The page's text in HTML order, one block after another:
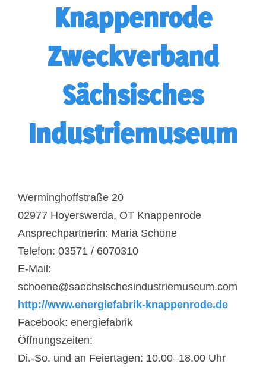
Knappenrode
Zweckverband
Sächsisches
Industriemuseum
Werminghoffstraße 20
02977 Hoyerswerda, OT Knappenrode
Ansprechpartnerin: Maria Schöne
Telefon: 03571 / 6070310
E-Mail:
schoene@saechsischesindustriemuseum.com
http://www.energiefabrik-knappenrode.de
Facebook: energiefabrik
Öffnungszeiten:
Di.-So. und an Feiertagen: 10.00–18.00 Uhr